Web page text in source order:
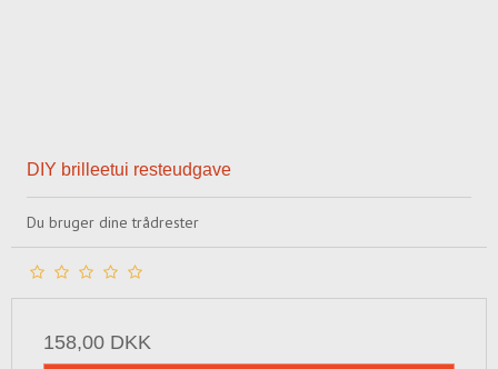
DIY brilleetui resteudgave
Du bruger dine trådrester
158,00 DKK